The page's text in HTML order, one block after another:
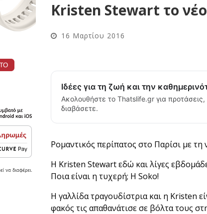
Kristen Stewart το
16 Μαρτίου 2016
Ιδέες για τη ζωή και την
Ακολουθήστε το Thatslife.gr για
διαβάσετε.
Ρομαντικός περίπατος στο Παρίσι με
Η Kristen Stewart εδώ και λίγες
Ποια είναι η τυχερή; Η Soko!
H γαλλίδα τραγουδίστρια και η Kristen
φακός τις απαθανάτισε σε βόλτα τους